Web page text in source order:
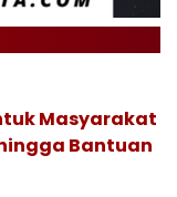
Masyarakat
Bantuan